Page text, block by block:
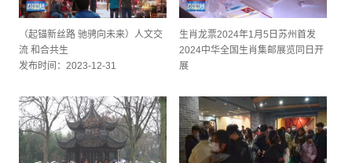
（起锚新丝路 驰骋向未来）人文交
流 和合共生
发布时间：2023-12-31
生肖龙票2024年1月5日苏州首发
2024中华全国生肖集邮展览同日开
展